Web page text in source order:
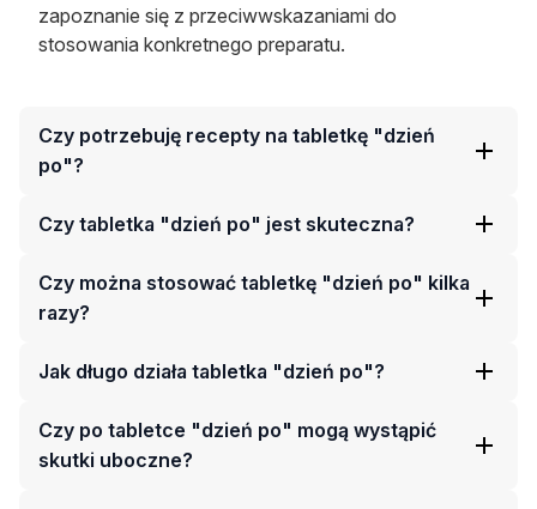
zapoznanie się z przeciwwskazaniami do
stosowania konkretnego preparatu.
Czy potrzebuję recepty na tabletkę "dzień
po"?
Czy tabletka "dzień po" jest skuteczna?
Czy można stosować tabletkę "dzień po" kilka
razy?
Jak długo działa tabletka "dzień po"?
Czy po tabletce "dzień po" mogą wystąpić
skutki uboczne?